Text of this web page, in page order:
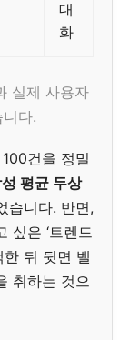
대
화
실제 사용자
다.
건을 정밀
평균 두상
습니다. 반면,
싶은 ‘트렌드
한 뒤 뒷면 벨
취하는 것으